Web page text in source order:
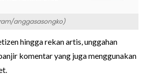
anggasasongko)
hingga rekan artis, unggahan
komentar yang juga menggunakan